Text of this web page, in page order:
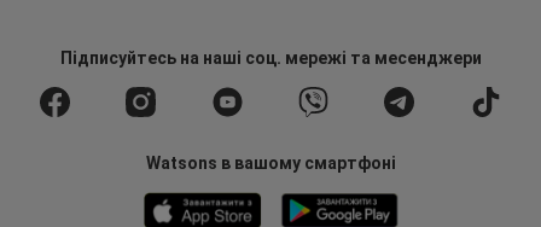
Підписуйтесьна наші соц. мережі та месенджери
Watsons в вашому смартфоні